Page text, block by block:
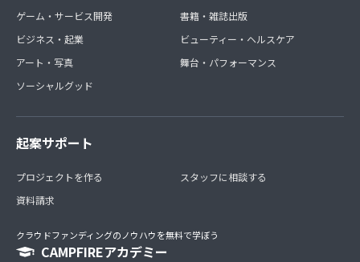
ゲーム・サービス開発
ビジネス・起業
アート・写真
ソーシャルグッド
書籍・雑誌出版
ビューティー・ヘルスケア
舞台・パフォーマンス
起案サポート
プロジェクトを作る
資料請求
スタッフに相談する
クラウドファンディングのノウハウを無料で学ぼう
CAMPFIREアカデミー